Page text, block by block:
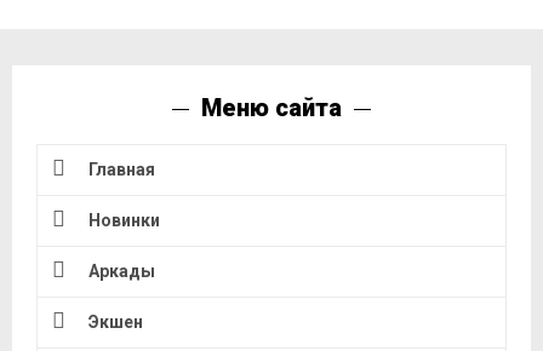
Меню сайта
Главная
Новинки
Аркады
Экшен